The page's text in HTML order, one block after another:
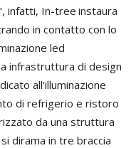
infatti, In-treeinstaura
in contatto con lo
led
infrastruttura di design
all'illuminazione
di refrigerio e ristoro
da una struttura
dirama in tre braccia